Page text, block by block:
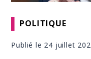
POLITIQUE
Publié le 24 juillet